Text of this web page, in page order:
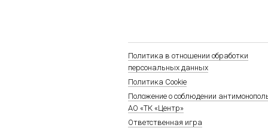
Политика в отношении обработки
персональных данных
Политика Cookie
Положение о соблюдении
АО «ТК «Центр»
Ответственная игра